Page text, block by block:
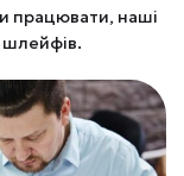
працювати, наші
шлейфів.